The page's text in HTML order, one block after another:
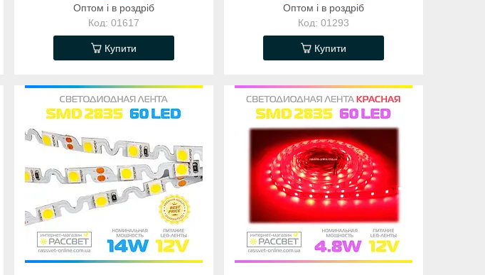
Оптом і в роздріб
01617
Купити
Оптом і в роздріб
01293
Купити